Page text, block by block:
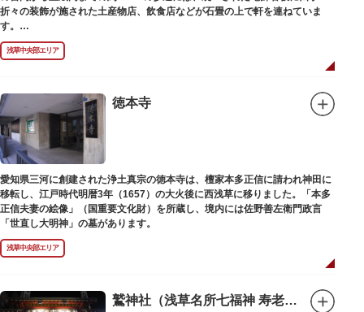
折々の装飾が施された土産物店、飲食店などが石畳の上で軒を連ねていま
す。
人形焼や手焼きせんべいをはじめ、団子や揚げまんじゅう、雷おこしなどの
銘菓、和傘や扇子など伝統工芸品も並び、歩いているだけで浅草らしさを感
じる場所です。江戸文化を感じる粋な商品の数々は、海外からの観光客にも
ての味を堪能できるのも魅力。下町っ子の威勢の良い売り声が飛び交うな
か、お気に入りのお土産探しをお楽しみください。
浅草中央部エリア
徳本寺
愛知県三河に創建された浄土真宗の徳本寺は、檀家本多正信に請われ神田に
移転し、江戸時代明暦3年（1657）の大火後に西浅草に移りました。「本多
正信夫妻の絵像」（国重要文化財）を所蔵し、境内には佐野善左衛門政言
「世直し大明神」の墓があります。
浅草中央部エリア
鷲神社（浅草名所七福神 寿老人）